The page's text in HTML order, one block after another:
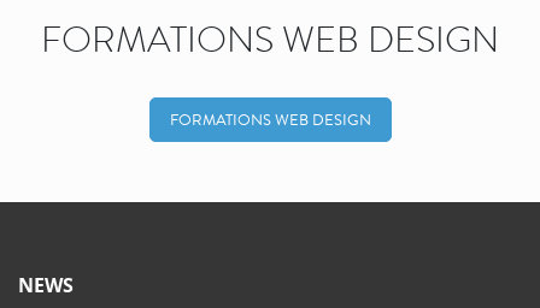
FORMATIONS WEB DESIGN
FORMATIONS WEB DESIGN
NEWS